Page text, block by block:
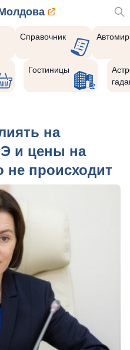
Справочник Автомир
Гостиницы
на
и цены на
не происходит